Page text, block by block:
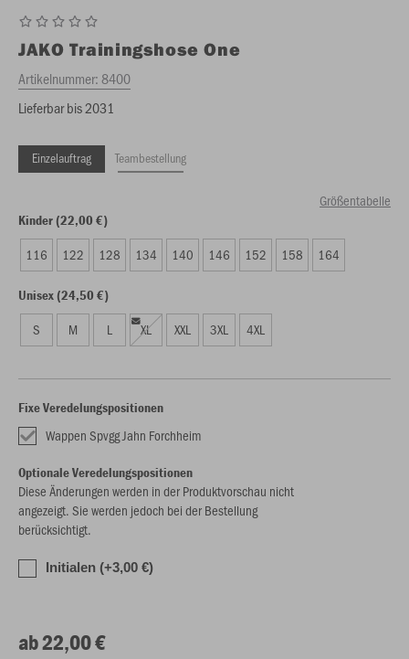
JAKO Trainingshose One
Artikelnummer:8400
Lieferbar bis 2031
Einzelauftrag Teambestellung
Größentabelle
Kinder (22,00 €)
116 122 128 134 140 146 152 158 164
Unisex (24,50 €)
S M L XL XXL 3XL 4XL
Fixe Veredelungspositionen
Wappen Spvgg Jahn Forchheim
Optionale Veredelungspositionen
Diese Änderungen werden in der Produktvorschau nicht
angezeigt. Sie werden jedoch bei der Bestellung
berücksichtigt.
Initialen (+3,00 €)
ab 22,00 €